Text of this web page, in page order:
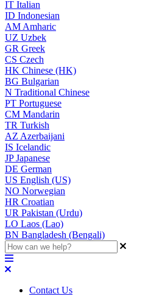
IT Italian
ID Indonesian
AM Amharic
UZ Uzbek
GR Greek
CS Czech
HK Chinese (HK)
BG Bulgarian
N Traditional Chinese
PT Portuguese
CM Mandarin
TR Turkish
AZ Azerbaijani
IS Icelandic
JPJapanese
DE German
US English (US)
NO Norwegian
HR Croatian
UR Pakistan (Urdu)
LO Laos (Lao)
BN Bangladesh (Bengali)
Contact Us